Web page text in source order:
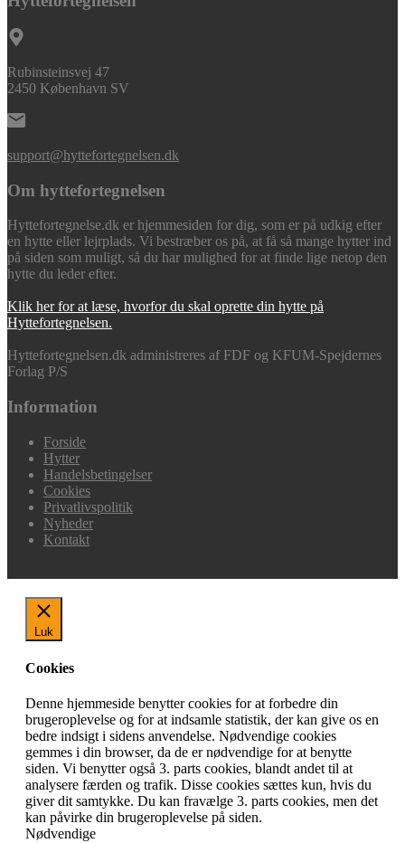
Rubinsteinsvej 47
2450 København SV
support@hyttefortegnelsen.dk
Om hyttefortegnelsen
Hyttefortegnelse.dk er hjemmesiden for dig, som er på udkig efter
en hytte eller lejrplads. Vi bestræber os på, at få så mange hytter ind
på siden som muligt, så du har mulighed for at finde lige netop den
hytte du leder efter.
Klik her for at læse, hvorfor du skal oprette din hytte på
Hyttefortegnelsen.
Hyttefortegnelsen.dk administreres af FDF og KFUM-Spejdernes
Forlag P/S
Information
Forside
Hytter
Handelsbetingelser
Cookies
Privatlivspolitik
Nyheder
Kontakt
Luk
Cookies
Denne hjemmeside benytter cookies for at forbedre din
brugeroplevelse og for at indsamle statistik, der kan give os en
bedre indsigt i sidens anvendelse. Nødvendige cookies
gemmes i din browser, da de er nødvendige for at benytte
siden. Vi benytter også 3. parts cookies, blandt andet til at
analysere færden og trafik. Disse cookies sættes kun, hvis du
giver dit samtykke. Du kan fravælge 3. parts cookies, men det
kan påvirke din brugeroplevelse på siden.
Nødvendige